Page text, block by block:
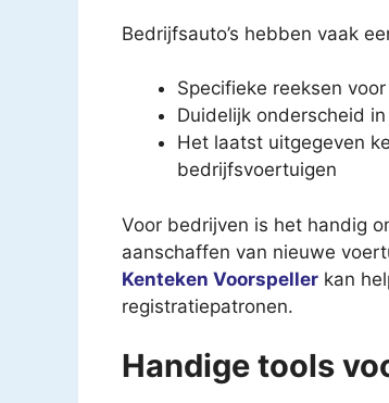
Bedrijfsauto’s hebben vaak
Specifieke reeksen
Duidelijk onderscheid
Het laatst uitgegeven
bedrijfsvoertuigen
Voor bedrijven is het handig
aanschaffen van nieuwe
Kenteken Voorspeller kan
registratiepatronen.
Handige tools